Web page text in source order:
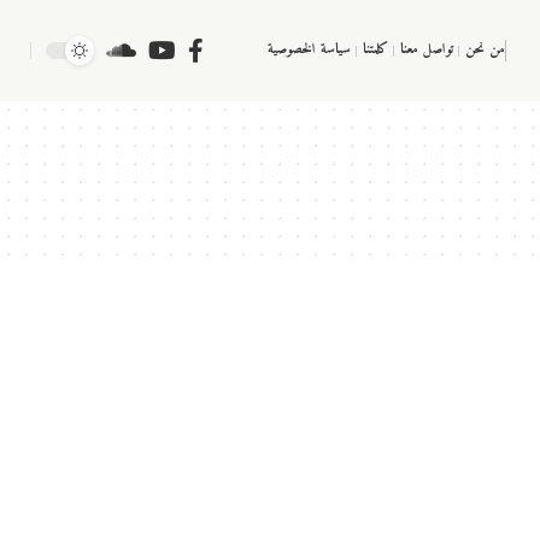
من نحن تواصل معنا كلمتنا سياسة الخصوصية